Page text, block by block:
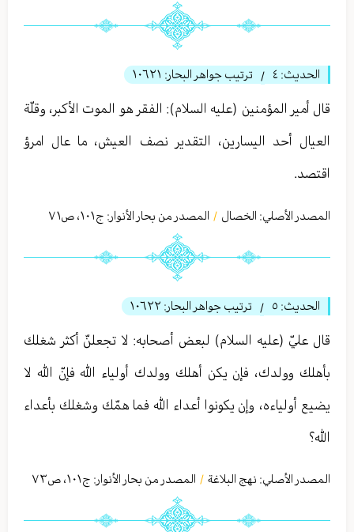
الحديث: ٤ / ترتيب جواهر البحار: ١٠٦٢١
قال أمير المؤمنين (عليه السلام): الفقر هو الموت الأكبر، وقلّة
العيال أحد اليسارين، التقدير نصف العيش، ما عال امرؤ
اقتصد.
المصدر الأصلي: الخصال / المصدر من بحار الأنوار: ج١٠١، ص٧١
الحديث: ٥ / ترتيب جواهر البحار: ١٠٦٢٢
قال عليّ (عليه السلام) لبعض أصحابه: لا تجعلنّ أكثر شغلك
بأهلك وولدك، فإن يكن أهلك وولدك أولياء الله فإنّ الله لا
يضيع أولياءه، وإن يكونوا أعداء الله فما همّك وشغلك بأعداء
الله؟
المصدر الأصلي: نهج البلاغة / المصدر من بحار الأنوار: ج١٠١، ص٧٣